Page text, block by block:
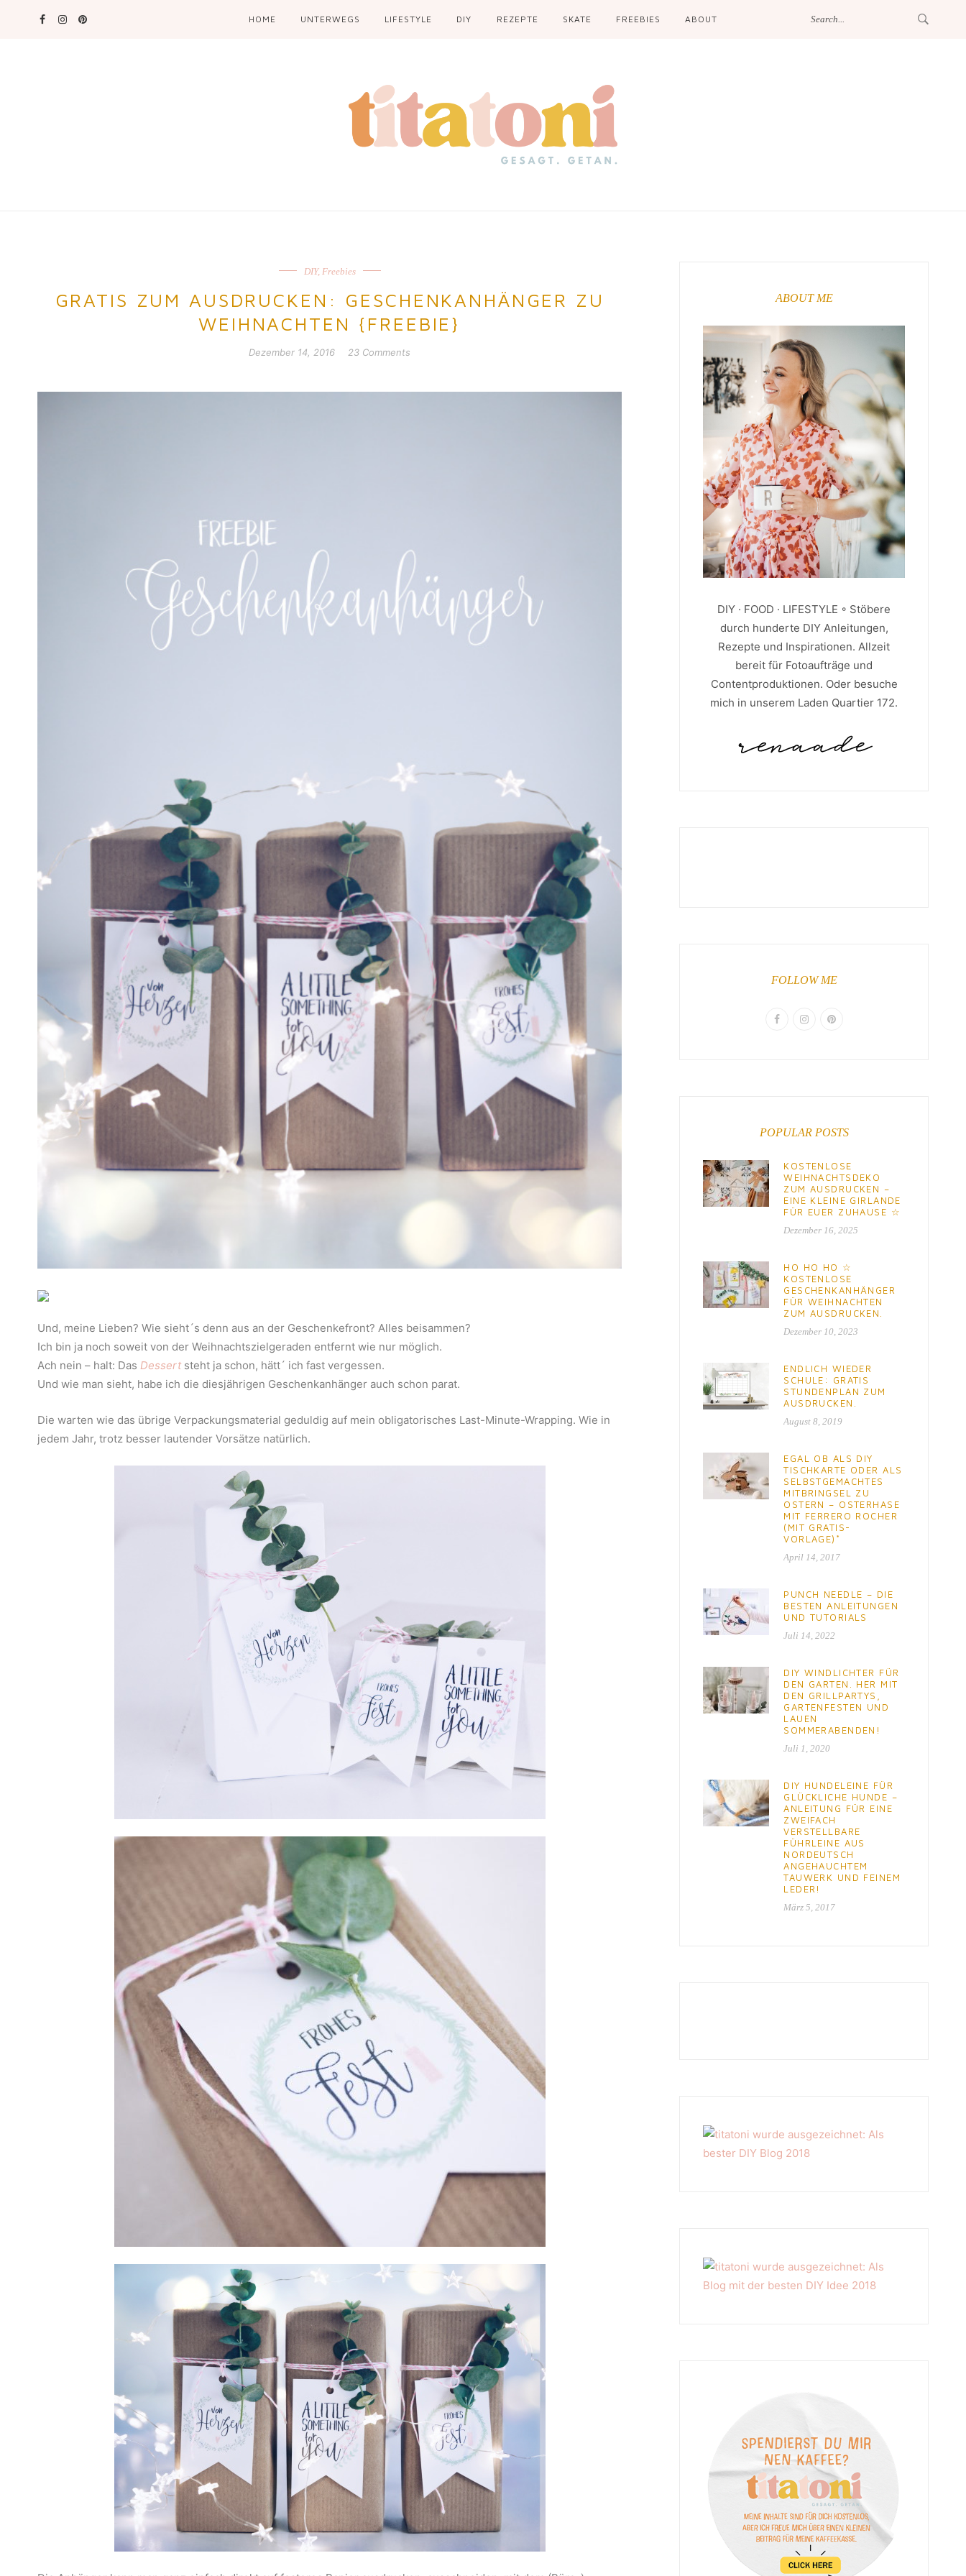
HOME UNTERWEGS LIFESTYLE DIY REZEPTE SKATE FREEBIES ABOUT
DIY, Freebies
GRATIS ZUM AUSDRUCKEN: GESCHENKANHÄNGER ZU
WEIHNACHTEN {FREEBIE}
Dezember 14, 2016 23 Comments
Und, meine Lieben? Wie sieht´s denn aus an der Geschenkefront? Alles beisammen?
Ich bin ja noch soweit von der Weihnachtszielgeraden entfernt wie nur möglich.
Ach nein – halt: Das Dessert steht ja schon, hätt´ ich fast vergessen.
Und wie man sieht, habe ich die diesjährigen Geschenkanhänger auch schon parat.
Die warten wie das übrige Verpackungsmaterial geduldig auf mein obligatorisches Last-Minute-Wrapping. Wie in
jedem Jahr, trotz besser lautender Vorsätze natürlich.
ABOUT ME
DIY · FOOD · LIFESTYLE ◦ Stöbere
durch hunderte DIY Anleitungen,
Rezepte und Inspirationen. Allzeit
bereit für Fotoaufträge und
Contentproduktionen. Oder besuche
mich in unserem Laden Quartier 172.
FOLLOW ME
POPULAR POSTS
KOSTENLOSE
WEIHNACHTSDEKO
ZUM AUSDRUCKEN –
EINE KLEINE GIRLANDE
FÜR EUER ZUHAUSE ☆
Dezember 16, 2025
HO HO HO ☆
KOSTENLOSE
GESCHENKANHÄNGER
FÜR WEIHNACHTEN
ZUM AUSDRUCKEN.
Dezember 10, 2023
ENDLICH WIEDER
SCHULE: GRATIS
STUNDENPLAN ZUM
AUSDRUCKEN.
August 8, 2019
EGAL OB ALS DIY
TISCHKARTE ODER ALS
SELBSTGEMACHTES
MITBRINGSEL ZU
OSTERN – OSTERHASE
MIT FERRERO ROCHER
(MIT GRATIS-
VORLAGE)*
April 14, 2017
PUNCH NEEDLE – DIE
BESTEN ANLEITUNGEN
UND TUTORIALS
Juli 14, 2022
DIY WINDLICHTER FÜR
DEN GARTEN. HER MIT
DEN GRILLPARTYS,
GARTENFESTEN UND
LAUEN
SOMMERABENDEN!
Juli 1, 2020
DIY HUNDELEINE FÜR
GLÜCKLICHE HUNDE –
ANLEITUNG FÜR EINE
ZWEIFACH
VERSTELLBARE
FÜHRLEINE AUS
NORDEUTSCH
ANGEHAUCHTEM
TAUWERK UND FEINEM
LEDER!
März 5, 2017